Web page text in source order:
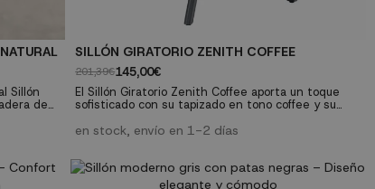
Sillón
de
a tu
cm
SILLÓN GIRATORIO ZENITH COFFEE
201,39€145,00€
El Sillón Giratorio Zenith Coffee aporta un toque
sofisticado con su tapizado en tono coffee y su
asiento acolchado ofrecen una sentada cómoda y
tapizado- Color: coffee- Base: metálica giratoria-
Tapizado: tejido...
en stock, envío en 1-2 días